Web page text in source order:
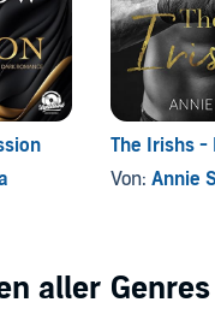
The Irishs -
Von: Annie
aller